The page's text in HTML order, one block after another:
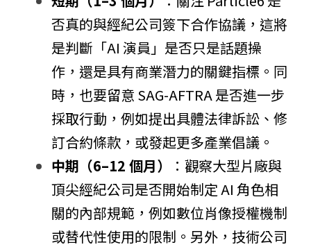
否真的與經紀公司簽下合作協議，這將
是判斷「AI 演員」是否只是話題操
作，還是具有商業潛力的關鍵指標。同
時，也要留意 SAG-AFTRA 是否進一步
採取行動，例如提出具體法律訴訟、修
訂合約條款，或發起更多產業倡議。
中期（6–12 個月）
：觀察大型片廠與
頂尖經紀公司是否開始制定 AI 角色相
關的內部規範，例如數位肖像授權機制
或替代性使用的限制。另外，技術公司